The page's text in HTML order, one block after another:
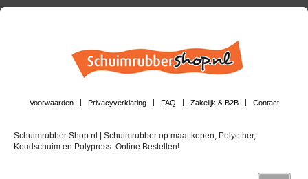
Voorwaarden Privacyverklaring FAQ Zakelijk & B2B Contact
Schuimrubber Shop.nl | Schuimrubber op maat kopen, Polyether,
Koudschuim en Polypress. Online Bestellen!